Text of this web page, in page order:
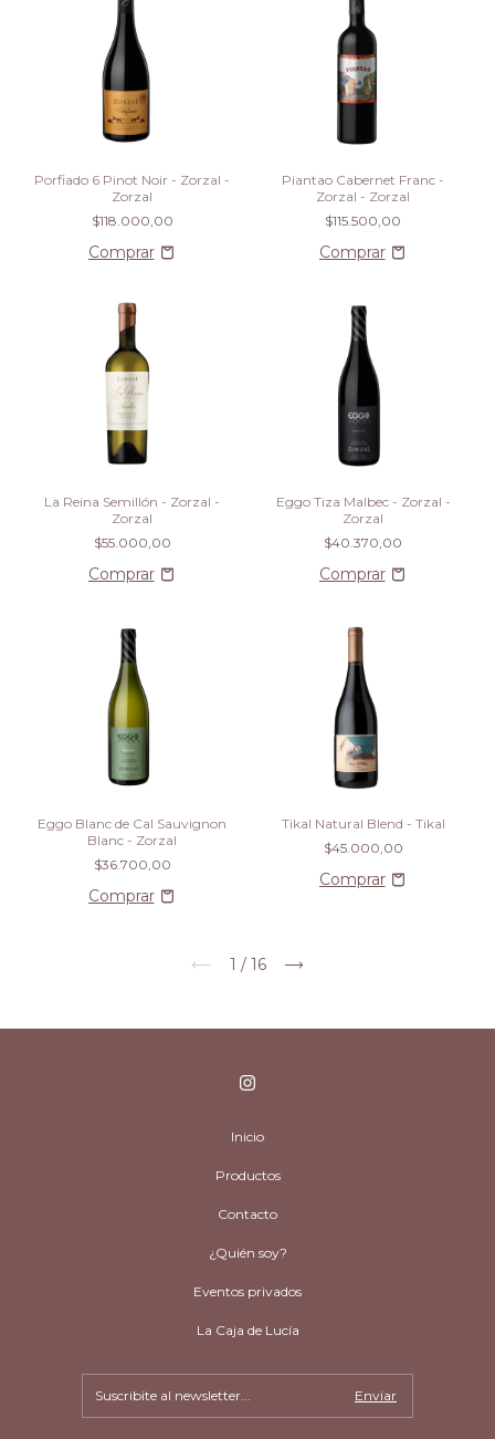
Porfiado 6 Pinot Noir - Zorzal -
Zorzal
$118.000,00
Piantao Cabernet Franc -
Zorzal - Zorzal
$115.500,00
La Reina Semillón - Zorzal -
Zorzal
$55.000,00
Eggo Tiza Malbec - Zorzal -
Zorzal
$40.370,00
Eggo Blanc de Cal Sauvignon
Blanc - Zorzal
$36.700,00
Tikal Natural Blend - Tikal
$45.000,00
1 / 16
Inicio
Productos
Contacto
¿Quién soy?
Eventos privados
La Caja de Lucía